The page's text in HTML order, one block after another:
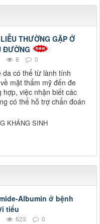
THƯỜNG GẶP Ở
ĐƯỜNG
8 0
da có thể từ lành tính
mặt thẩm mỹ đến đe
việc nhận biết các
có thể hỗ trợ chẩn đoán
KHÁNG SINH
Albumin ở bệnh
tiểu
623 0